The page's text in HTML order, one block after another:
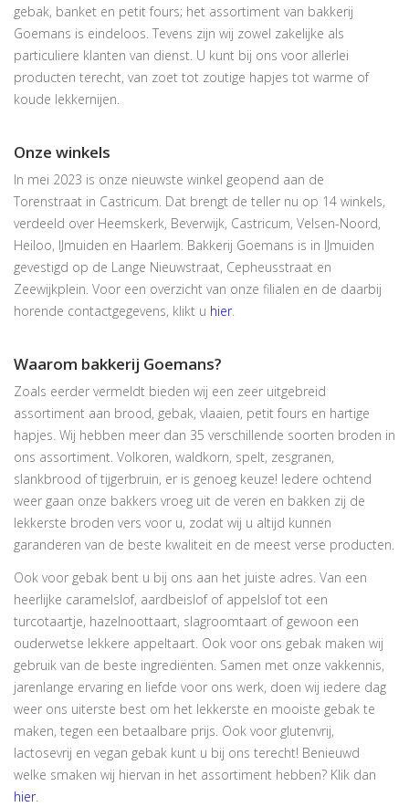
gebak, banket en petit fours; het assortiment van bakkerij
Goemans is eindeloos. Tevens zijn wij zowel zakelijke als
particuliere klanten van dienst. U kunt bij ons voor allerlei
producten terecht, van zoet tot zoutige hapjes tot warme of
koude lekkernijen.
Onze winkels
In mei 2023 is onze nieuwste winkel geopend aan de
Torenstraat in Castricum. Dat brengt de teller nu op 14 winkels,
verdeeld over Heemskerk, Beverwijk, Castricum, Velsen-Noord,
Heiloo, IJmuiden en Haarlem. Bakkerij Goemans is in IJmuiden
gevestigd op de Lange Nieuwstraat, Cepheusstraat en
Zeewijkplein. Voor een overzicht van onze filialen en de daarbij
horende contactgegevens, klikt u hier.
Waarom bakkerij Goemans?
Zoals eerder vermeldt bieden wij een zeer uitgebreid
assortiment aan brood, gebak, vlaaien, petit fours en hartige
hapjes. Wij hebben meer dan 35 verschillende soorten broden in
ons assortiment. Volkoren, waldkorn, spelt, zesgranen,
slankbrood of tijgerbruin, er is genoeg keuze! Iedere ochtend
weer gaan onze bakkers vroeg uit de veren en bakken zij de
lekkerste broden vers voor u, zodat wij u altijd kunnen
garanderen van de beste kwaliteit en de meest verse producten.
Ook voor gebak bent u bij ons aan het juiste adres. Van een
heerlijke caramelslof, aardbeislof of appelslof tot een
turcotaartje, hazelnoottaart, slagroomtaart of gewoon een
ouderwetse lekkere appeltaart. Ook voor ons gebak maken wij
gebruik van de beste ingrediënten. Samen met onze vakkennis,
jarenlange ervaring en liefde voor ons werk, doen wij iedere dag
weer ons uiterste best om het lekkerste en mooiste gebak te
maken, tegen een betaalbare prijs. Ook voor glutenvrij,
lactosevrij en vegan gebak kunt u bij ons terecht! Benieuwd
welke smaken wij hiervan in het assortiment hebben? Klik dan
hier.